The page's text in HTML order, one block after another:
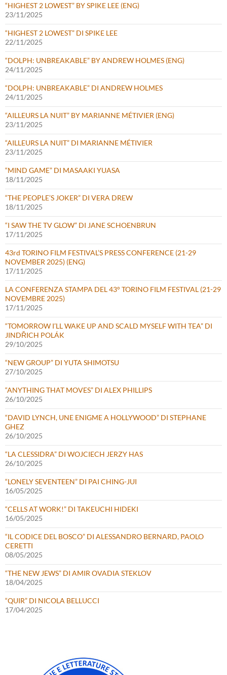
“HIGHEST 2 LOWEST” BY SPIKE LEE (ENG)
23/11/2025
“HIGHEST 2 LOWEST” DI SPIKE LEE
22/11/2025
“DOLPH: UNBREAKABLE” BY ANDREW HOLMES (ENG)
24/11/2025
“DOLPH: UNBREAKABLE” DI ANDREW HOLMES
24/11/2025
“AILLEURS LA NUIT” BY MARIANNE MÉTIVIER (ENG)
23/11/2025
“AILLEURS LA NUIT” DI MARIANNE MÉTIVIER
23/11/2025
“MIND GAME” DI MASAAKI YUASA
18/11/2025
“THE PEOPLE’S JOKER” DI VERA DREW
18/11/2025
“I SAW THE TV GLOW” DI JANE SCHOENBRUN
17/11/2025
43rd TORINO FILM FESTIVAL’S PRESS CONFERENCE (21-29
NOVEMBER 2025) (ENG)
17/11/2025
LA CONFERENZA STAMPA DEL 43° TORINO FILM FESTIVAL (21-29
NOVEMBRE 2025)
17/11/2025
“TOMORROW I’LL WAKE UP AND SCALD MYSELF WITH TEA” DI
JINDŘICH POLÁK
29/10/2025
“NEW GROUP” DI YUTA SHIMOTSU
27/10/2025
“ANYTHING THAT MOVES” DI ALEX PHILLIPS
26/10/2025
“DAVID LYNCH, UNE ENIGME A HOLLYWOOD” DI STEPHANE
GHEZ
26/10/2025
“LA CLESSIDRA” DI WOJCIECH JERZY HAS
26/10/2025
“LONELY SEVENTEEN” DI PAI CHING-JUI
16/05/2025
“CELLS AT WORK!” DI TAKEUCHI HIDEKI
16/05/2025
“IL CODICE DEL BOSCO” DI ALESSANDRO BERNARD, PAOLO
CERETTI
08/05/2025
“THE NEW JEWS” DI AMIR OVADIA STEKLOV
18/04/2025
“QUIR” DI NICOLA BELLUCCI
17/04/2025